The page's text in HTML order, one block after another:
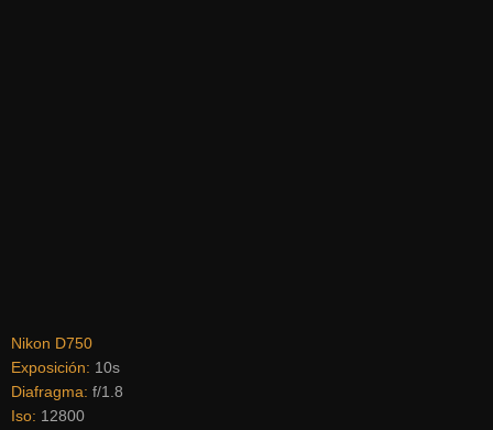
Nikon D750
Exposición: 10s
Diafragma: f/1.8
Iso: 12800